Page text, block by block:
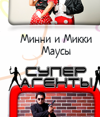
Минни и Микки
Маусы